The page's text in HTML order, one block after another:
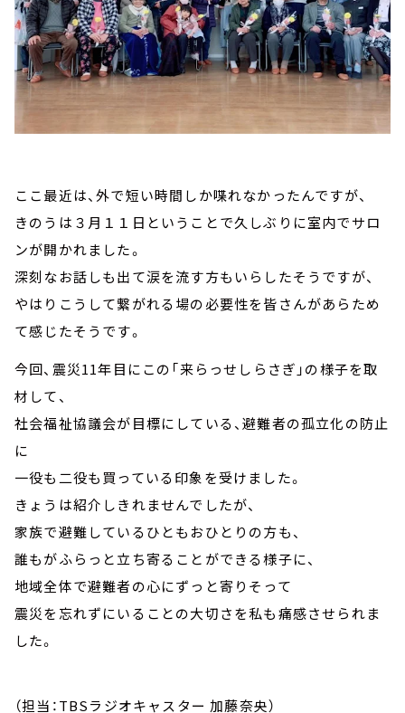
ここ最近は、外で短い時間しか喋れなかったんですが、
きのうは３月１１日ということで久しぶりに室内でサロ
ンが開かれました。
深刻なお話しも出て涙を流す方もいらしたそうですが、
やはりこうして繋がれる場の必要性を皆さんがあらため
て感じたそうです。
今回、震災11年目にこの「来らっせしらさぎ」の様子を取
材して、
社会福祉協議会が目標にしている、避難者の孤立化の防止
に
一役も二役も買っている印象を受けました。
きょうは紹介しきれませんでしたが、
家族で避難しているひともおひとりの方も、
誰もがふらっと立ち寄ることができる様子に、
地域全体で避難者の心にずっと寄りそって
震災を忘れずにいることの大切さを私も痛感させられま
した。
（担当：TBSラジオキャスター 加藤奈央）